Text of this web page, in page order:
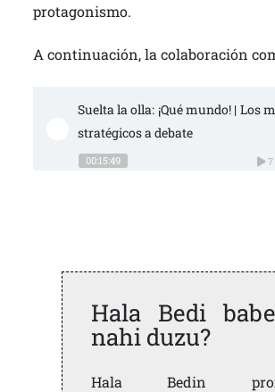
protagonismo.
A continuación, la colaboración
Suelta la olla: ¡Qué mundo! | Los
stratégicos a debate
00:15:49 7
Hala Bedi
nahi duzu?
Hala Bedin